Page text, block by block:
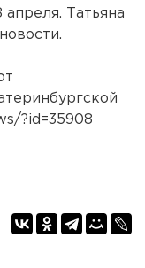
Татьяна
?id=35908